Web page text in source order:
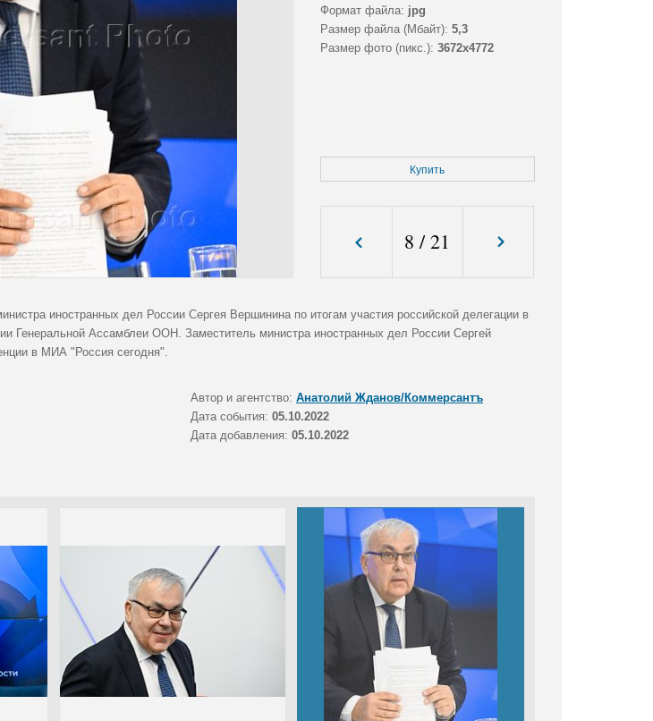
Формат файла: jpg
Размер файла (Мбайт): 5,3
Размер фото (пикс.): 3672x4772
Купить
8 /21
иностранных дел России Сергея Вершинина по итогам участия российской делегации в
Генеральной Ассамблеи ООН. Заместитель министра иностранных дел России Сергей
в МИА "Россия сегодня".
Автор и агентство: Анатолий Жданов/Коммерсантъ
Дата события: 05.10.2022
Дата добавления: 05.10.2022